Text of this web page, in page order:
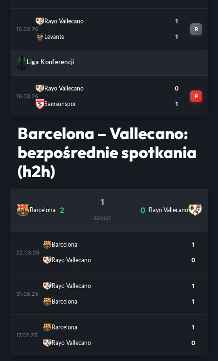
16.03.26
Rayo Vallecano
Levante
1
1
R
Liga Konferencji
19.03.26
Rayo Vallecano
Samsunspor
0
1
P
Barcelona – Vallecano:
bezpośrednie spotkania
(h2h)
Barcelona 2
1
REMISY
0 Rayo Vallecano
22.03.26
Barcelona
Rayo Vallecano
1
0
31.08.25
Rayo Vallecano
Barcelona
1
1
17.02.25
Barcelona
Rayo Vallecano
1
0